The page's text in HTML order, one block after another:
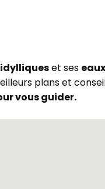
et ses
plans et
vous guider.